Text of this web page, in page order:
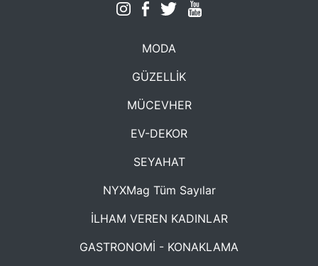
MODA
GÜZELLİK
MÜCEVHER
EV-DEKOR
SEYAHAT
NYXMag Tüm Sayılar
İLHAM VEREN KADINLAR
GASTRONOMİ - KONAKLAMA